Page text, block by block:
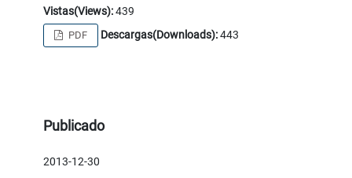
Vistas(Views):439
PDF Descargas(Downloads):443
Publicado
2013-12-30